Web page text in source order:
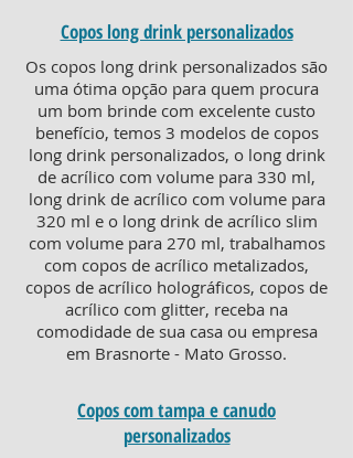
Copos long drink personalizados
Os copos long drink personalizados são
uma ótima opção para quem procura
um bom brinde com excelente custo
benefício, temos 3 modelos de copos
long drink personalizados, o long drink
de acrílico com volume para 330 ml,
long drink de acrílico com volume para
320 ml e o long drink de acrílico slim
com volume para 270 ml, trabalhamos
com copos de acrílico metalizados,
copos de acrílico holográficos, copos de
acrílico com glitter, receba na
comodidade de sua casa ou empresa
em Brasnorte - Mato Grosso.
Copos com tampa e canudo
personalizados